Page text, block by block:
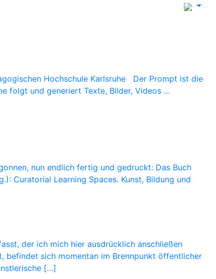
Hochschule Karlsruhe Der Prompt ist die
folgt und generiert Texte, Bilder, Videos …
nun endlich fertig und gedruckt: Das Buch
Curatorial Learning Spaces. Kunst, Bildung und
der ich mich hier ausdrücklich anschließen
befindet sich momentan im Brennpunkt öffentlicher
[…]